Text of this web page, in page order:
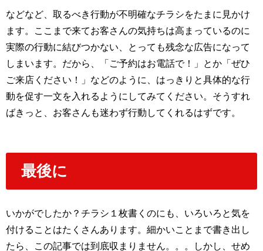
などなど、取るべき行動が不明確なチラシをたまに見かけ
ます。ここまで来てお客さんの気持ちは高まっているのに
実際の行動に結びつかない、とっても残念な広告になって
しまいます。だから、「ご予約はお電話で！」とか「ぜひ
ご来店ください！」などのように、はっきりと具体的な行
動を促す一文を入れるようにしてみてください。そうすれ
ばきっと、お客さんも迷わず行動してくれるはずです。
最後に
いかがでしたか？チラシ１枚書くのにも、いろいろと気を
付けることはたくさんあります。細かいことまで書き出し
たら、この記事では到底収まりません。。。しかし、せめ